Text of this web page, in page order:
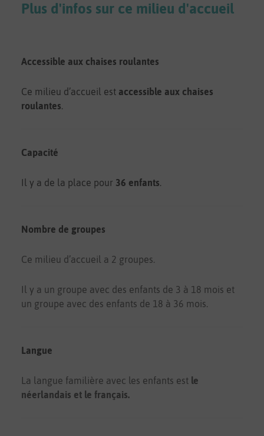
Plus d'infos sur ce milieu d'accueil
Accessible aux chaises roulantes
Ce milieu d’accueil est accessible aux chaises
roulantes.
Capacité
Il y a de la place pour 36 enfants.
Nombre de groupes
Ce milieu d’accueil a 2 groupes.
Il y a un groupe avec des enfants de 3 à 18 mois et
un groupe avec des enfants de 18 à 36 mois.
Langue
La langue familière avec les enfants est le
néerlandais et le français.